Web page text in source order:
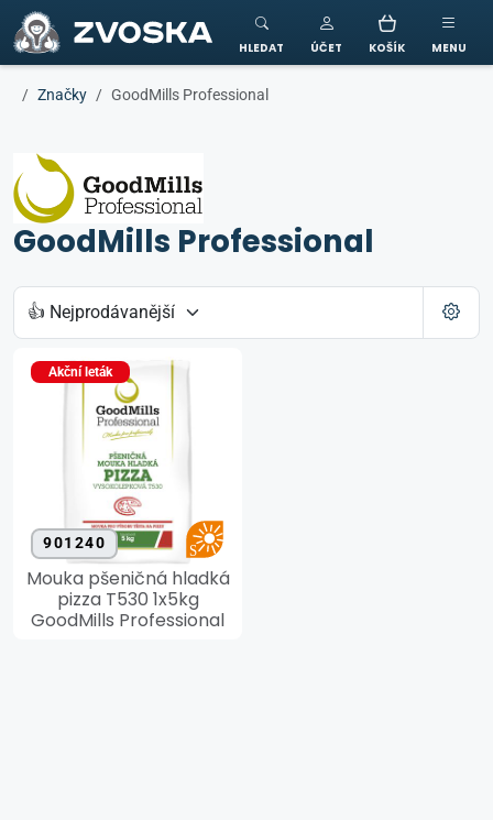
ZVOSKA
HLEDAT ÚČET KOŠÍK MENU
Značky GoodMills Professional
GoodMills Professional
Akční leták
901240
Mouka pšeničná hladká
pizza T530 1x5kg
GoodMills Professional